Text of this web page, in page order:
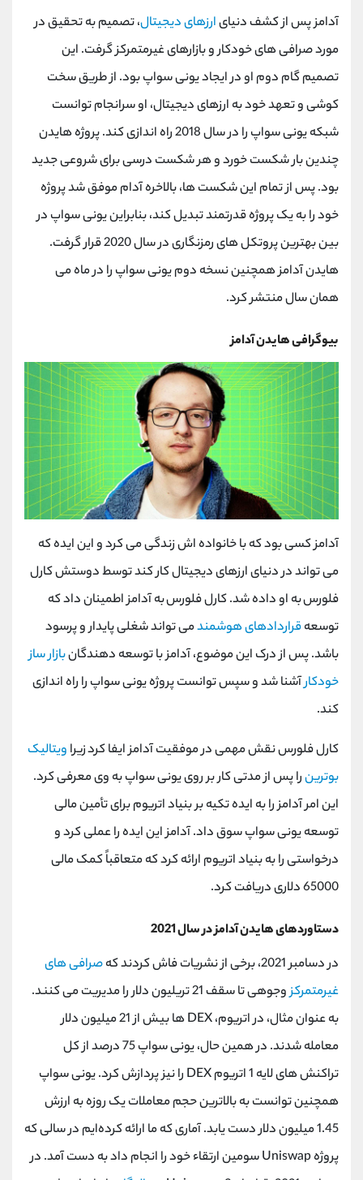
آدامز پس از کشف دنیایارزهای دیجیتال، تصمیم به تحقیق در
مورد صرافی های خودکار و بازارهای غیرمتمرکز گرفت. این
تصمیم گام دوم او در ایجاد یونی سواپ بود. از طریق سخت
کوشی و تعهد خود به ارزهای دیجیتال، او سرانجام توانست
شبکه یونی سواپ را در سال 2018 راه اندازی کند. پروژه هایدن
چندین بار شکست خورد و هر شکست درسی برای شروعی جدید
بود. پس از تمام این شکست ها، بالاخره آدام موفق شد پروژه
خود را به یک پروژه قدرتمند تبدیل کند، بنابراین یونی سواپ در
بین بهترین پروتکل های رمزنگاری در سال 2020 قرار گرفت.
هایدن آدامز همچنین نسخه دوم یونی سواپ را در ماه می
همان سال منتشر کرد.
بیوگرافی هایدن آدامز
آدامز کسی بود که با خانواده اش زندگی می کرد و این ایده که
می تواند در دنیای ارزهای دیجیتال کار کند توسط دوستش کارل
فلورس به او داده شد. کارل فلورس به آدامز اطمینان داد که
توسعهقراردادهای هوشمندمی تواند شغلی پایدار و پرسود
باشد. پس از درک این موضوع، آدامز با توسعه دهندگانبازار ساز
خودکارآشنا شد و سپس توانست پروژه یونی سواپ را راه اندازی
کند.
کارل فلورس نقش مهمی در موفقیت آدامز ایفا کرد زیرا ویتالیک
بوترینرا پس از مدتی کار بر روی یونی سواپ به وی معرفی کرد.
این امر آدامز را به ایده تکیه بر بنیاد اتریوم برای تأمین مالی
توسعه یونی سواپ سوق داد. آدامز این ایده را عملی کرد و
درخواستی را به بنیاد اتریوم ارائه کرد که متعاقباً کمک مالی
65000 دلاری دریافت کرد.
دستاوردهای هایدن آدامز در سال 2021
در دسامبر 2021، برخی از نشریات فاش کردند که
صرافی های
غیرمتمرکز
وجوهی تا سقف 21 تریلیون دلار را مدیریت می کنند.
به عنوان مثال، در اتریوم، DEX ها بیش از 21 میلیون دلار
معامله شدند. در همین حال، یونی سواپ 75 درصد از کل
تراکنش ‌های لایه 1 اتریوم DEX را نیز پردازش کرد. یونی سواپ
همچنین توانست به بالاترین حجم معاملات یک روزه به ارزش
1.45 میلیون دلار دست یابد. آماری که ما ارائه کرده‌ایم در سالی که
پروژه Uniswap سومین ارتقاء خود را انجام داد به دست آمد. در